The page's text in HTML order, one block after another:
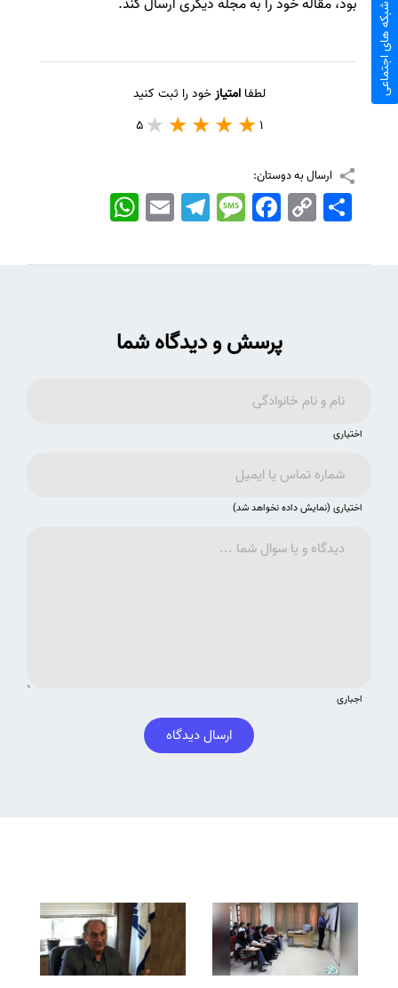
لطفاامتیازخود را ثبت کنید
1
5
ارسال به دوستان:
WhatsApp EmailTelegramMessageFacebook Copy
Link
اشتراک
پرسش و دیدگاه شما
اختیاری
اختیاری (نمایش داده نخواهد شد)
اجباری
ارسال دیدگاه
شبکه های اجتماعی